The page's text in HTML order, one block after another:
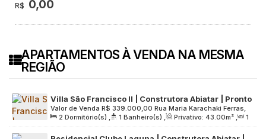
R$ 0,00
APARTAMENTOS À VENDA NA MESMA
REGIÃO
Villa São Francisco II | Construtora Abiatar | Pronto
para Morar | 43 Metros | 02 Dormitórios | Varanda
Grill | 01 Vaga
R$ 339.000,00
Valor de Venda
Rua Maria Karachaki Ferras,
199, Grande São Paulo, 06764-420, Jardim Três Irmãos,
Taboão da Serra, São Paulo, Brasil
2 Dormitório(s) , 1 Banheiro(s) , Privativo: 43.00m² ,
1
Sala(s) , 1 Vaga(s) , Útil: 43.00m² , Terreno: 2589.00m²